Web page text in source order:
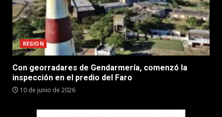
REGION
Con georradares de Gendarmería, comenzó la
inspección en el predio del Faro
10 de junio de 2026